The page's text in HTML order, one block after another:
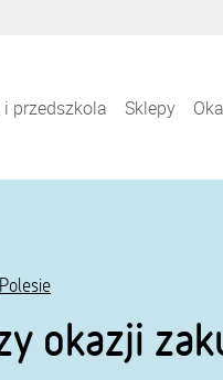
i przedszkola Sklepy
okazji